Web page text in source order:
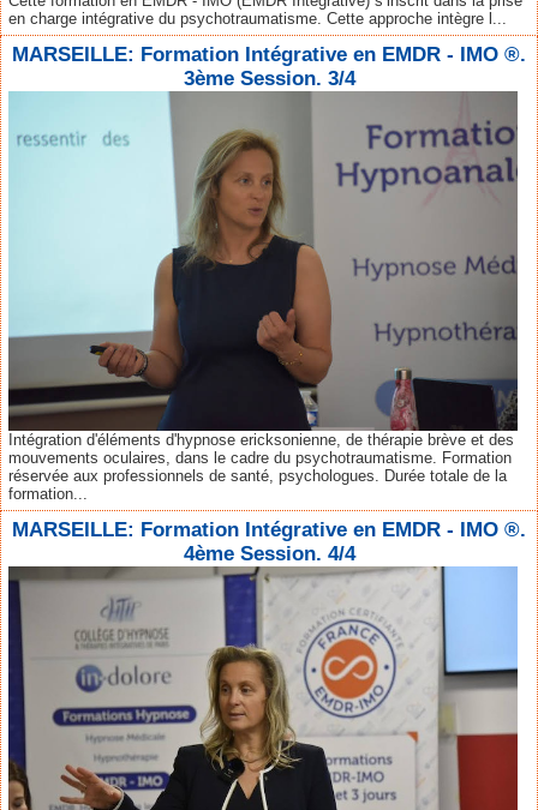
en charge intégrative du psychotraumatisme. Cette approche intègre l...
MARSEILLE: Formation Intégrative en EMDR - IMO ®.
3ème Session. 3/4
Intégration d'éléments d'hypnose ericksonienne, de thérapie brève et des
mouvements oculaires, dans le cadre du psychotraumatisme. Formation
réservée aux professionnels de santé, psychologues. Durée totale de la
formation...
MARSEILLE: Formation Intégrative en EMDR - IMO ®.
4ème Session. 4/4